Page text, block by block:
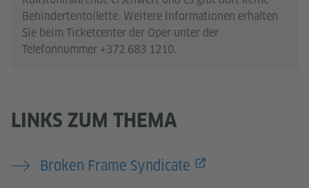
Behindertentoilette. Weitere Informationen erhalten
Sie beim Ticketcenter der Oper unter der
Telefonnummer +372 683 1210.
LINKS ZUM THEMA
Broken Frame Syndicate